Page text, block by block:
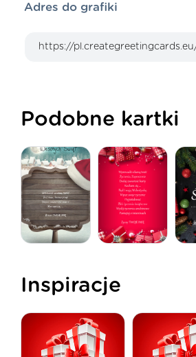
Adres do grafiki
Podobne kartki
Inspiracje